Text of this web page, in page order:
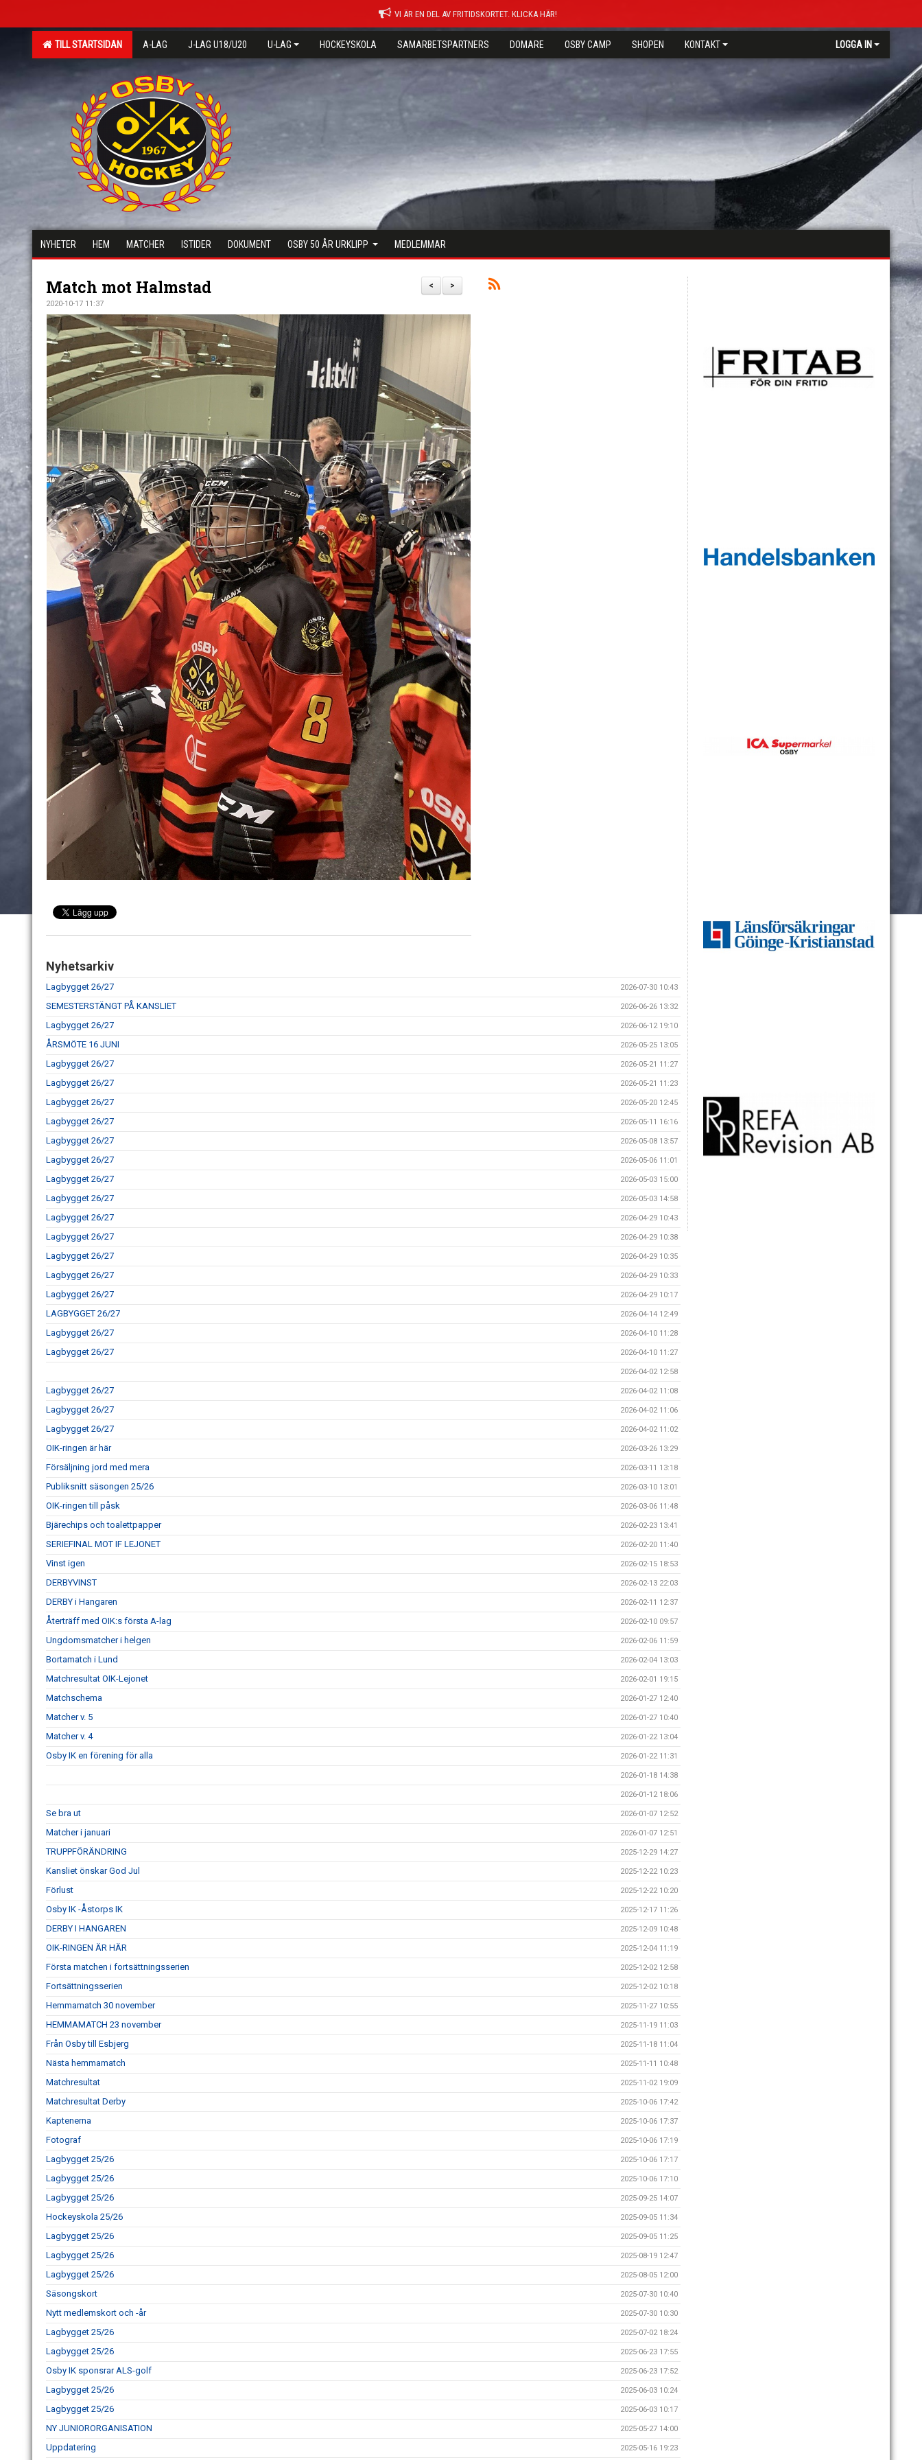
VI ÄR EN DEL AV FRITIDSKORTET. KLICKA HÄR!
TILL STARTSIDAN A-LAG J-LAG U18/U20 U-LAG HOCKEYSKOLA SAMARBETSPARTNERS DOMARE OSBY CAMP SHOPEN KONTAKT LOGGA IN
NYHETER HEM MATCHER ISTIDER DOKUMENT OSBY 50 ÅR URKLIPP MEDLEMMAR
>
<
Match mot Halmstad
2020-10-17 11:37
Nyhetsarkiv
Lagbygget 26/27 2026-07-30 10:43
SEMESTERSTÄNGT PÅ KANSLIET 2026-06-26 13:32
Lagbygget 26/27 2026-06-12 19:10
ÅRSMÖTE 16 JUNI 2026-05-25 13:05
Lagbygget 26/27 2026-05-21 11:27
Lagbygget 26/27 2026-05-21 11:23
Lagbygget 26/27 2026-05-20 12:45
Lagbygget 26/27 2026-05-11 16:16
Lagbygget 26/27 2026-05-08 13:57
Lagbygget 26/27 2026-05-06 11:01
Lagbygget 26/27 2026-05-03 15:00
Lagbygget 26/27 2026-05-03 14:58
Lagbygget 26/27 2026-04-29 10:43
Lagbygget 26/27 2026-04-29 10:38
Lagbygget 26/27 2026-04-29 10:35
Lagbygget 26/27 2026-04-29 10:33
Lagbygget 26/27 2026-04-29 10:17
LAGBYGGET 26/27 2026-04-14 12:49
Lagbygget 26/27 2026-04-10 11:28
Lagbygget 26/27 2026-04-10 11:27
2026-04-02 12:58
Lagbygget 26/27 2026-04-02 11:08
Lagbygget 26/27 2026-04-02 11:06
Lagbygget 26/27 2026-04-02 11:02
OIK-ringen är här 2026-03-26 13:29
Försäljning jord med mera 2026-03-11 13:18
Publiksnitt säsongen 25/26 2026-03-10 13:01
OIK-ringen till påsk 2026-03-06 11:48
Bjärechips och toalettpapper 2026-02-23 13:41
SERIEFINAL MOT IF LEJONET 2026-02-20 11:40
Vinst igen 2026-02-15 18:53
DERBYVINST 2026-02-13 22:03
DERBY i Hangaren 2026-02-11 12:37
Återträff med OIK:s första A-lag 2026-02-10 09:57
Ungdomsmatcher i helgen 2026-02-06 11:59
Bortamatch i Lund 2026-02-04 13:03
Matchresultat OIK-Lejonet 2026-02-01 19:15
Matchschema 2026-01-27 12:40
Matcher v. 5 2026-01-27 10:40
Matcher v. 4 2026-01-22 13:04
Osby IK en förening för alla 2026-01-22 11:31
2026-01-18 14:38
2026-01-12 18:06
Se bra ut 2026-01-07 12:52
Matcher i januari 2026-01-07 12:51
TRUPPFÖRÄNDRING 2025-12-29 14:27
Kansliet önskar God Jul 2025-12-22 10:23
Förlust 2025-12-22 10:20
Osby IK -Åstorps IK 2025-12-17 11:26
DERBY I HANGAREN 2025-12-09 10:48
OIK-RINGEN ÄR HÄR 2025-12-04 11:19
Första matchen i fortsättningsserien 2025-12-02 12:58
Fortsättningsserien 2025-12-02 10:18
Hemmamatch 30 november 2025-11-27 10:55
HEMMAMATCH 23 november 2025-11-19 11:03
Från Osby till Esbjerg 2025-11-18 11:04
Nästa hemmamatch 2025-11-11 10:48
Matchresultat 2025-11-02 19:09
Matchresultat Derby 2025-10-06 17:42
Kaptenerna 2025-10-06 17:37
Fotograf 2025-10-06 17:19
Lagbygget 25/26 2025-10-06 17:17
Lagbygget 25/26 2025-10-06 17:10
Lagbygget 25/26 2025-09-25 14:07
Hockeyskola 25/26 2025-09-05 11:34
Lagbygget 25/26 2025-09-05 11:25
Lagbygget 25/26 2025-08-19 12:47
Lagbygget 25/26 2025-08-05 12:00
Säsongskort 2025-07-30 10:40
Nytt medlemskort och -år 2025-07-30 10:30
Lagbygget 25/26 2025-07-02 18:24
Lagbygget 25/26 2025-06-23 17:55
Osby IK sponsrar ALS-golf 2025-06-23 17:52
Lagbygget 25/26 2025-06-03 10:24
Lagbygget 25/26 2025-06-03 10:17
NY JUNIORORGANISATION 2025-05-27 14:00
Uppdatering 2025-05-16 19:23